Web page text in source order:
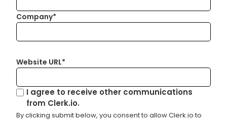
Company*
Website URL*
I agree to receive other communications
from Clerk.io.
By clicking submit below, you consent to allow Clerk.io to